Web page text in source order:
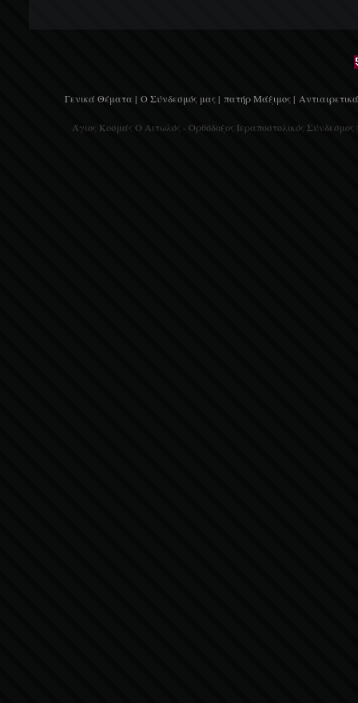
Γενικά Θέματα | Ο Σύνδεσμός μας | πατήρ Μάξιμος |
Άγιος Κοσμάς Ο Αιτωλός - Ορθόδοξος Ιεραποστολικός